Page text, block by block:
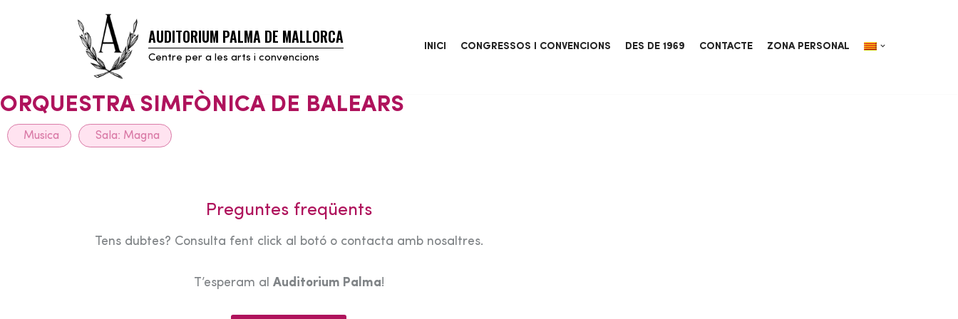
AUDITORIUM PALMA DE MALLORCA
Centre per a les arts i convencions
INICI CONGRESSOS I CONVENCIONS DES DE 1969 CONTACTE ZONA PERSONAL
ORQUESTRA SIMFÒNICA DE BALEARS
Musica Sala: Magna
Preguntes freqüents
Tens dubtes? Consulta fent click al botó o contacta amb nosaltres.
T’esperam al Auditorium Palma!